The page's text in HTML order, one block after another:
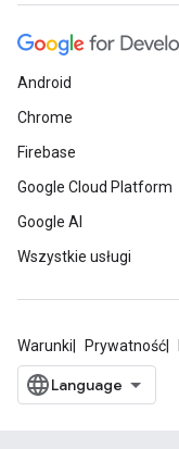
Android
Chrome
Firebase
Google Cloud Platform
Google AI
Wszystkie usługi
Warunki Prywatność